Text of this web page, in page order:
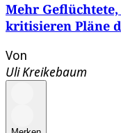
Mehr
kritisieren Pläne
Von
Uli Kreikebaum